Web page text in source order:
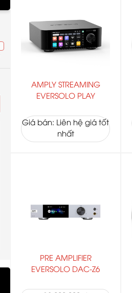
AMPLY STREAMING
EVERSOLO PLAY
Giá bán: Liên hệ giá tốt
nhất
PRE AMPLIFIER
EVERSOLO DAC-Z6